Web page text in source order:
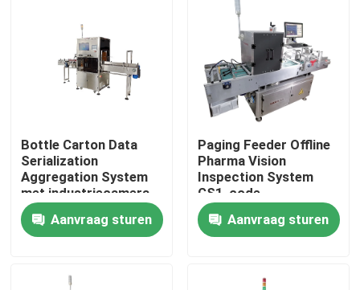
Thuis
Producten
Bottle Carton Data
Serialization
Aggregation System
met industriecamera
Aanvraag sturen
Paging Feeder Offline
Pharma Vision
Inspection System
GS1-code
Aanvraag sturen